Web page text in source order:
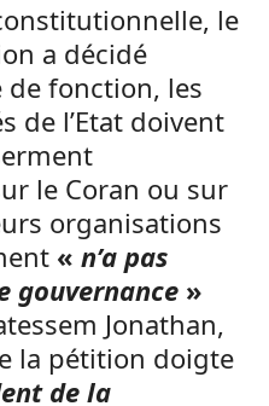
le
a décidé
de fonction, les
de l’Etat doivent
le Coran ou sur
organisations
« n’a pas
gouvernance »
Jonathan,
la pétition doigte
de la